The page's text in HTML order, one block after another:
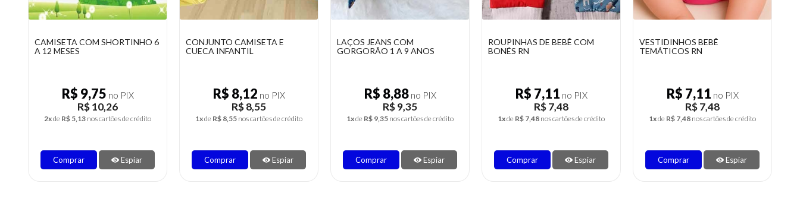
CONJUNTO CAMISETA E
CUECA INFANTIL
R$ 8,12 no PIX
R$ 8,55
1xde R$ 8,55 nos cartões de crédito
Comprar Espiar
LAÇOS JEANS COM
GORGORÃO 1 A 9 ANOS
R$ 8,88 no PIX
R$ 9,35
1xde R$ 9,35 nos cartões de crédito
Comprar Espiar
ROUPINHAS DE BEBÊ COM
BONÉS RN
R$ 7,11no PIX
R$ 7,48
1xde R$ 7,48 nos cartões de crédito
Comprar Espiar
VESTIDINHOS BEBÊ
TEMÁTICOS RN
R$ 7,11 no PIX
R$ 7,48
1xde R$ 7,48 nos cartões de crédito
Comprar Espiar
LAÇOS INFANTIL SORTIDOS
R$ 7,27 no PIX
R$ 7,65
1xde R$ 7,65 nos cartões de crédito
Comprar Espiar